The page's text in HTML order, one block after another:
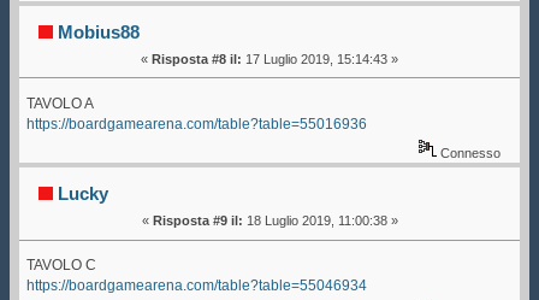
Mobius88
« Risposta #8 il: 17 Luglio 2019, 15:14:43 »
TAVOLO A
https://boardgamearena.com/table?table=55016936
Connesso
Lucky
« Risposta #9 il: 18 Luglio 2019, 11:00:38 »
TAVOLO C
https://boardgamearena.com/table?table=55046934